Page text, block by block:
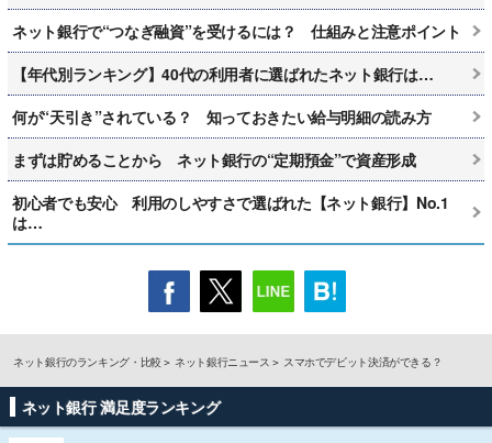
ネット銀行で“つなぎ融資”を受けるには？ 仕組みと注意ポイント
【年代別ランキング】40代の利用者に選ばれたネット銀行は…
何が“天引き”されている？ 知っておきたい給与明細の読み方
まずは貯めることから ネット銀行の“定期預金”で資産形成
初心者でも安心 利用のしやすさで選ばれた【ネット銀行】No.1
は…
ネット銀行のランキング・比較 ネット銀行ニュース スマホでデビット決済ができる？
ネット銀行 満足度ランキング